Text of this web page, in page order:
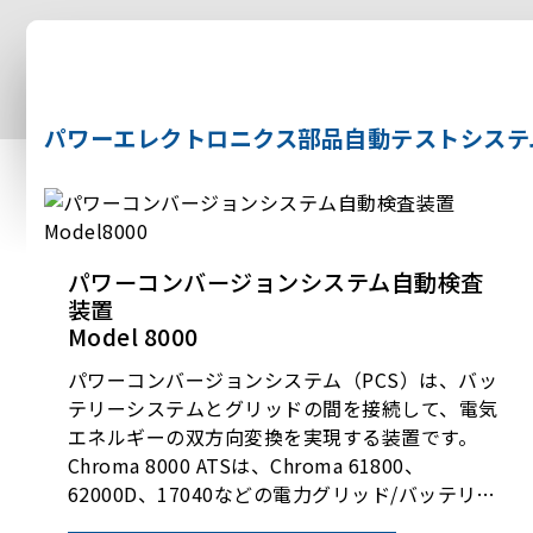
パワーエレクトロニクス部品自動テストシス
パワーコンバージョンシステム自動検査
装置
Model 8000
パワーコンバージョンシステム（PCS）は、バッ
テリーシステムとグリッドの間を接続して、電気
エネルギーの双方向変換を実現する装置です。
Chroma 8000 ATSは、Chroma 61800、
62000D、17040などの電力グリッド/バッテリー